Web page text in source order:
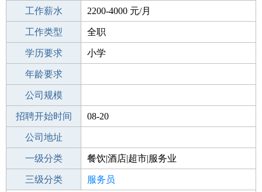
工作薪水 2200-4000 元/月
招聘人数 4人
工作类型 全职
性别要求 -
学历要求 小学
工作经验
年龄要求
工作地点
公司规模
公司电话
招聘开始时间 08-20
招聘结束时间
公司地址
一级分类 餐饮|酒店|超市|服务业
二级分类 餐饮
三级分类 服务员